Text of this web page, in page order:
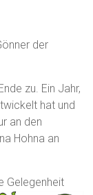
der
zu. Ein Jahr,
hat und
an den
Hohna an
Gelegenheit